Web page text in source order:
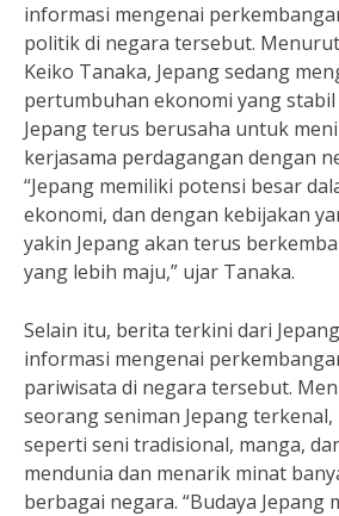
informasi mengenai
politik di negara tersebut.
Keiko Tanaka, Jepang sedang
pertumbuhan ekonomi yang
Jepang terus berusaha untuk
kerjasama perdagangan dengan
“Jepang memiliki potensi besar
ekonomi, dan dengan kebijakan
yakin Jepang akan terus
yang lebih maju,” ujar Tanaka.
Selain itu, berita terkini dari
informasi mengenai
pariwisata di negara tersebut.
seorang seniman Jepang terkenal,
seperti seni tradisional, manga,
mendunia dan menarik minat
berbagai negara. “Budaya Jepang